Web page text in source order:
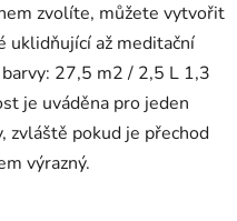
zvolíte, můžete vytvořit
uklidňující až meditační
27,5 m2 / 2,5 L 1,3
je uváděna pro jeden
zvláště pokud je přechod
výrazný.